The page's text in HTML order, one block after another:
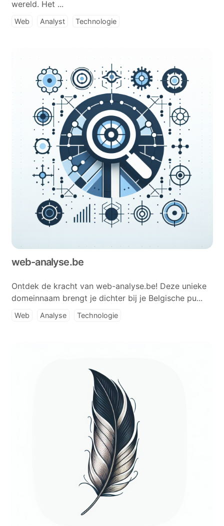
wereld. Het ...
Web Analyst Technologie
web-analyse.be
Ontdek de kracht van web-analyse.be! Deze unieke
domeinnaam brengt je dichter bij je Belgische pu...
Web Analyse Technologie